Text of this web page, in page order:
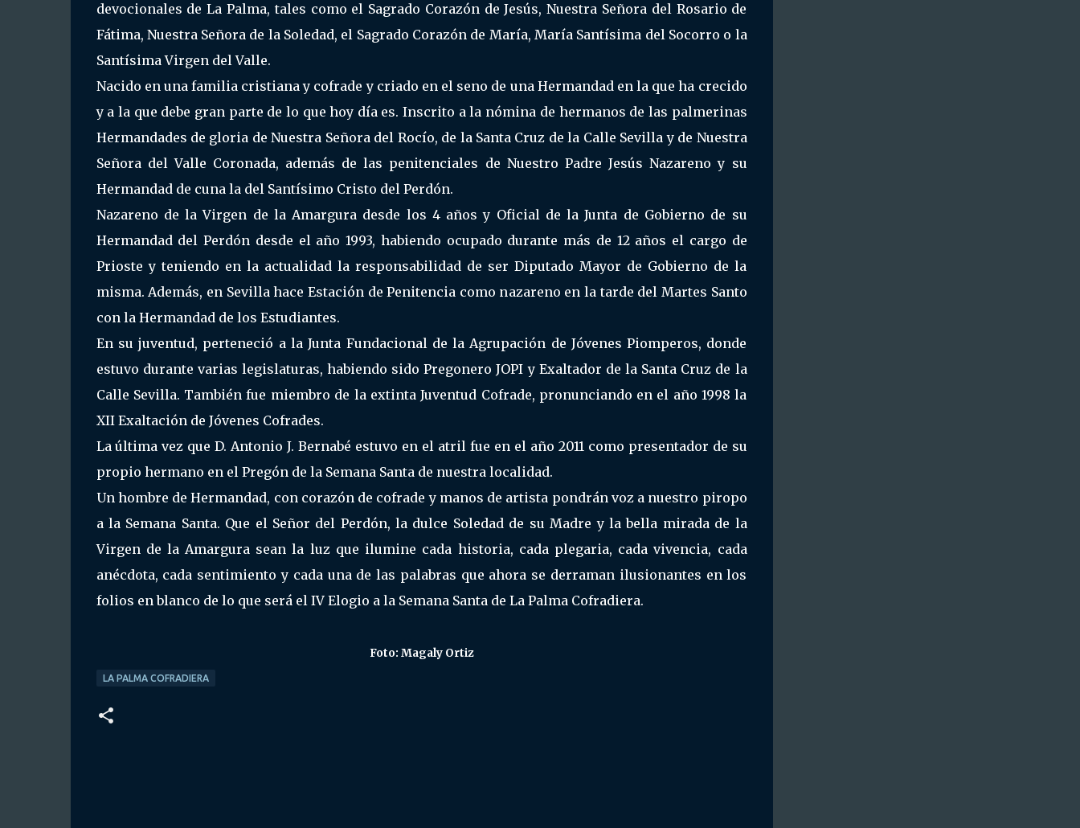
devocionales de La Palma, tales como el Sagrado Corazón de Jesús, Nuestra Señora del Rosario de
Fátima, Nuestra Señora de la Soledad, el Sagrado Corazón de María, María Santísima del Socorro o la
Santísima Virgen del Valle.
Nacido en una familia cristiana y cofrade y criado en el seno de una Hermandad en la que ha crecido
y a la que debe gran parte de lo que hoy día es. Inscrito a la nómina de hermanos de las palmerinas
Hermandades de gloria de Nuestra Señora del Rocío, de la Santa Cruz de la Calle Sevilla y de Nuestra
Señora del Valle Coronada, además de las penitenciales de Nuestro Padre Jesús Nazareno y su
Hermandad de cuna la del Santísimo Cristo del Perdón.
Nazareno de la Virgen de la Amargura desde los 4 años y Oficial de la Junta de Gobierno de su
Hermandad del Perdón desde el año 1993, habiendo ocupado durante más de 12 años el cargo de
Prioste y teniendo en la actualidad la responsabilidad de ser Diputado Mayor de Gobierno de la
misma. Además, en Sevilla hace Estación de Penitencia como nazareno en la tarde del Martes Santo
con la Hermandad de los Estudiantes.
En su juventud, perteneció a la Junta Fundacional de la Agrupación de Jóvenes Piomperos, donde
estuvo durante varias legislaturas, habiendo sido Pregonero JOPI y Exaltador de la Santa Cruz de la
Calle Sevilla. También fue miembro de la extinta Juventud Cofrade, pronunciando en el año 1998 la
XII Exaltación de Jóvenes Cofrades.
La última vez que D. Antonio J. Bernabé estuvo en el atril fue en el año 2011 como presentador de su
propio hermano en el Pregón de la Semana Santa de nuestra localidad.
Un hombre de Hermandad, con corazón de cofrade y manos de artista pondrán voz a nuestro piropo
a la Semana Santa. Que el Señor del Perdón, la dulce Soledad de su Madre y la bella mirada de la
Virgen de la Amargura sean la luz que ilumine cada historia, cada plegaria, cada vivencia, cada
anécdota, cada sentimiento y cada una de las palabras que ahora se derraman ilusionantes en los
folios en blanco de lo que será el IV Elogio a la Semana Santa de La Palma Cofradiera.
Foto: Magaly Ortiz
LA PALMA COFRADIERA